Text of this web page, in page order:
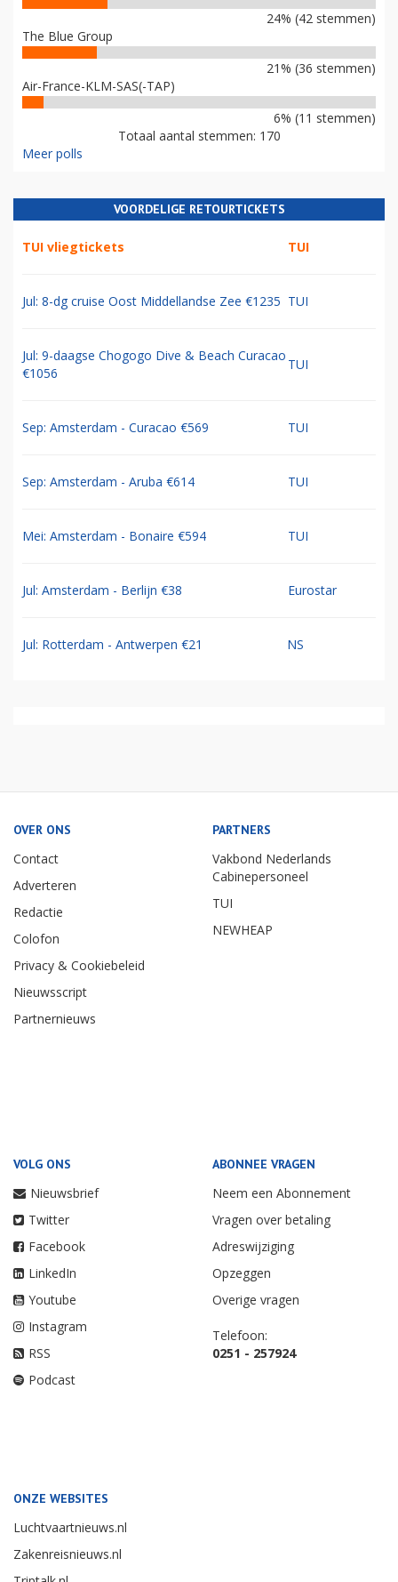
24% (42 stemmen)
The Blue Group
21% (36 stemmen)
Air-France-KLM-SAS(-TAP)
6% (11 stemmen)
Totaal aantal stemmen: 170
Meer polls
VOORDELIGE RETOURTICKETS
TUI vliegtickets TUI
Jul: 8-dg cruise Oost Middellandse Zee €1235 TUI
Jul: 9-daagse Chogogo Dive & Beach Curacao
€1056
TUI
Sep: Amsterdam - Curacao €569 TUI
Sep: Amsterdam - Aruba €614 TUI
Mei: Amsterdam - Bonaire €594 TUI
Jul: Amsterdam - Berlijn €38 Eurostar
Jul: Rotterdam - Antwerpen €21 NS
OVER ONS
Contact
Adverteren
Redactie
Colofon
Privacy & Cookiebeleid
Nieuwsscript
Partnernieuws
PARTNERS
Vakbond Nederlands
Cabinepersoneel
TUI
NEWHEAP
VOLG ONS
Nieuwsbrief
Twitter
Facebook
LinkedIn
Youtube
Instagram
RSS
Podcast
ABONNEE VRAGEN
Neem een Abonnement
Vragen over betaling
Adreswijziging
Opzeggen
Overige vragen
Telefoon:
0251 - 257924
ONZE WEBSITES
Luchtvaartnieuws.nl
Zakenreisnieuws.nl